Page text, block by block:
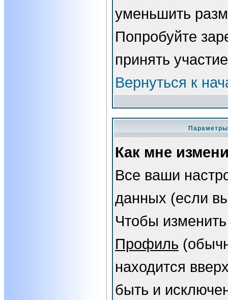
уменьшить
Попробуйте
принять
Вернуться к
Как мне
Все ваши
данных (если
Чтобы
Профиль
находится
быть и